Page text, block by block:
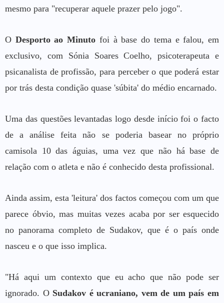
mesmo para "recuperar aquele prazer pelo jogo".
O Desporto ao Minuto foi à base do tema e falou, em
exclusivo, com Sónia Soares Coelho, psicoterapeuta e
psicanalista de profissão, para perceber o que poderá estar
por trás desta condição quase 'súbita' do médio encarnado.
Uma das questões levantadas logo desde início foi o facto
de a análise feita não se poderia basear no próprio
camisola 10 das águias, uma vez que não há base de
relação com o atleta e não é conhecido desta profissional.
Ainda assim, esta 'leitura' dos factos começou com um que
parece óbvio, mas muitas vezes acaba por ser esquecido
no panorama completo de Sudakov, que é o país onde
nasceu e o que isso implica.
"Há aqui um contexto que eu acho que não pode ser
ignorado. O Sudakov é ucraniano, vem de um país em